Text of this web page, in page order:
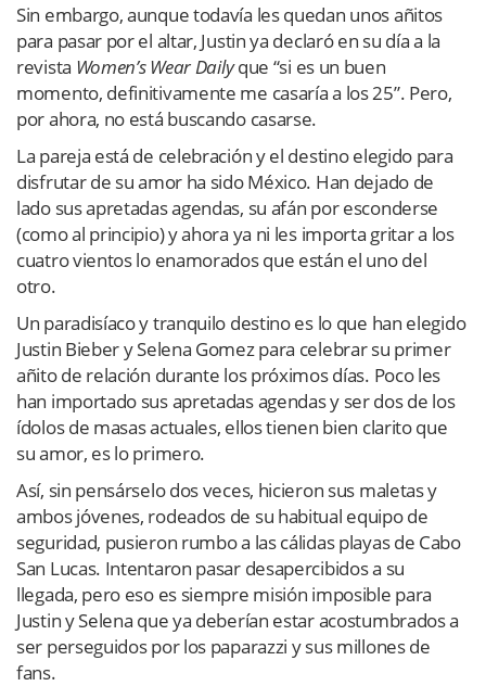
Sin embargo, aunque todavía les quedan unos añitos
para pasar por el altar, Justin ya declaró en su día a la
revista Women’s Wear Dailyque “si es un buen
momento, definitivamente me casaría a los 25”. Pero,
por ahora, no está buscando casarse.
La pareja está de celebración y el destino elegido para
disfrutar de su amor ha sido México. Han dejado de
lado sus apretadas agendas, su afán por esconderse
(como al principio) y ahora ya ni les importa gritar a los
cuatro vientos lo enamorados que están el uno del
otro.
Un paradisíaco y tranquilo destino es lo que han elegido
Justin Bieber y Selena Gomez para celebrar su primer
añito de relación durante los próximos días. Poco les
han importado sus apretadas agendas y ser dos de los
ídolos de masas actuales, ellos tienen bien clarito que
su amor, es lo primero.
Así, sin pensárselo dos veces, hicieron sus maletas y
ambos jóvenes, rodeados de su habitual equipo de
seguridad, pusieron rumbo a las cálidas playas de Cabo
San Lucas. Intentaron pasar desapercibidos a su
llegada, pero eso es siempre misión imposible para
Justin y Selena que ya deberían estar acostumbrados a
ser perseguidos por los paparazzi y sus millones de
fans.